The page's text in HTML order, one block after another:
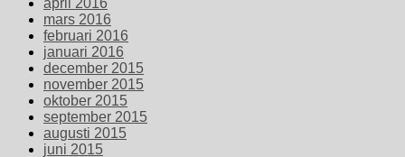
april 2016
mars 2016
februari 2016
januari 2016
december 2015
november 2015
oktober 2015
september 2015
augusti 2015
juni 2015